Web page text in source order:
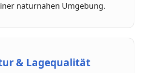
naturnahen Umgebung.
& Lagequalität